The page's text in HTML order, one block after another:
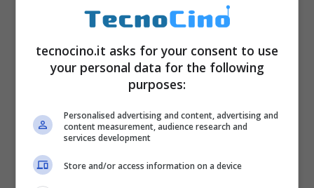
tecnocino.it asks for your consent to use
your personal data for the following
purposes:
Personalised advertising and content, advertising and
content measurement, audience research and
services development
Store and/or access information on a device